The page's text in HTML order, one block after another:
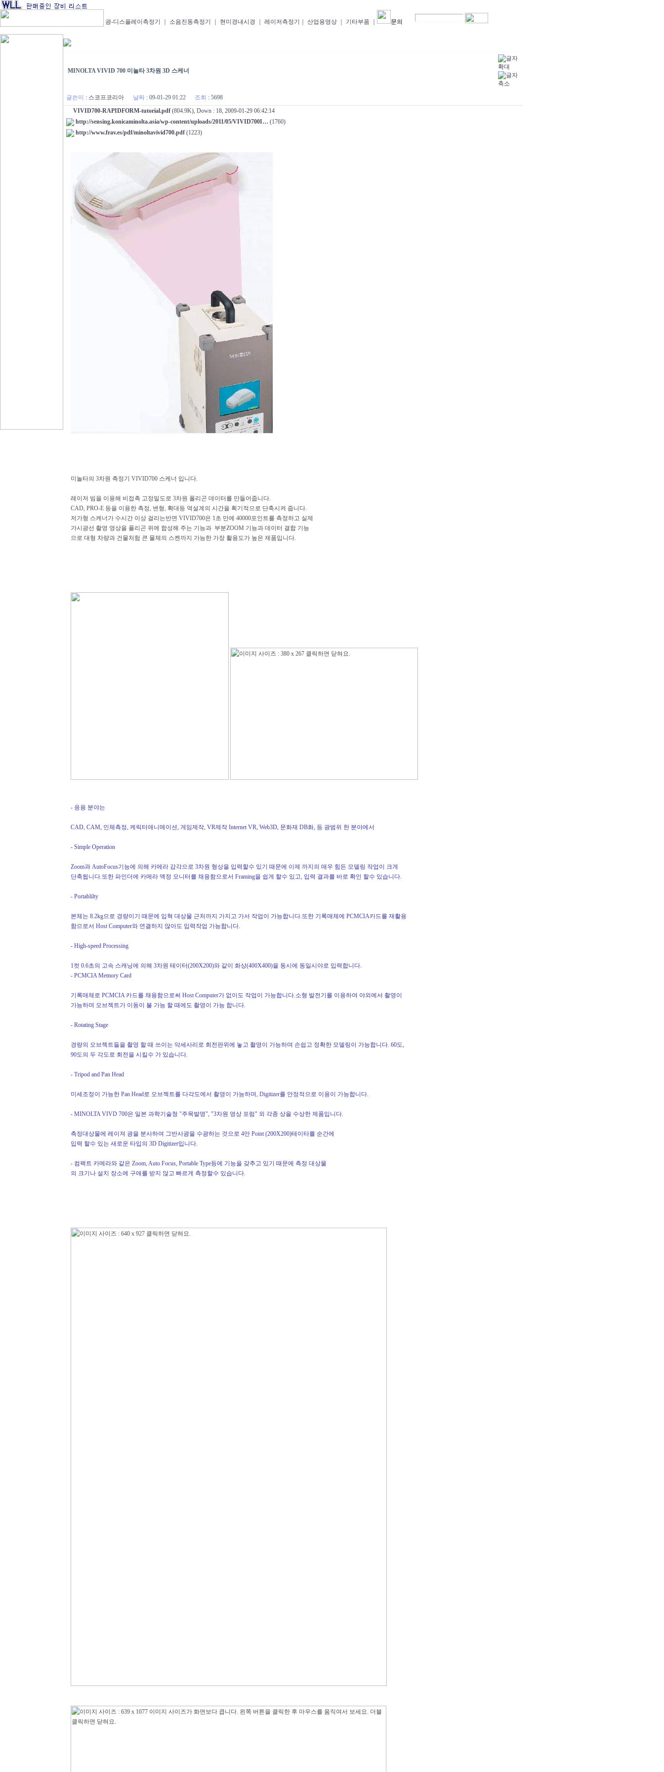
광-디스플레이측정기 소음진동측정기 현미경내시경 레이저측정기 산업용영상 기타부품 문의
MINOLTA VIVID 700 미놀타 3차원 3D 스케너
글쓴이 : 스코프코리아 날짜 : 09-01-29 01:22 조회 : 5698
VIVID700-RAPIDFORM-tutorial.pdf (804.9K), Down : 18, 2009-01-29 06:42:14
http://sensing.konicaminolta.asia/wp-content/uploads/2011/05/VIVID700I… (1760)
http://www.frav.es/pdf/minoltavivid700.pdf (1223)
미놀타의 3차원 측정기 VIVID700 스케너 입니다.
레이저 빔을 이용해 비접촉 고정밀도로 3차원 폴리곤 데이터를 만들어줍니다.
CAD, PRO-E 등을 이용한 측정, 변형, 확대등 역설계의 시간을 획기적으로 단축시켜 줍니다.
저가형 스케너가 수시간 이상 걸리는반면 VIVID700은 1초 만에 40000포인트를 측정하고 실제
가시광선 촬영 영상을 폴리곤 위에 합성해 주는 기능과 부분ZOOM 기능과 데이터 결합 기능
으로 대형 차량과 건물처험 큰 물체의 스켄까지 가능한 가장 활용도가 높은 제품입니다.
- 응용 분야는
CAD, CAM, 인체측정, 케릭터애니메이션, 게임제작, VR제작 Internet VR, Web3D, 문화재 DB화, 등 광범위 한 분야에서
- Simple Operation
Zoom과 AutoFocus기능에 의해 카메라 감각으로 3차원 형상을 입력할수 있기 때문에 이제 까지의 매우 힘든 모델링 작업이 크게
단축됩니다.또한 파인더에 카메라 액정 모니터를 채용함으로서 Framing을 쉽게 할수 있고, 입력 결과를 바로 확인 할수 있습니다.
- Portablilty
본체는 8.2kg으로 경량이기 때문에 입혁 대상물 근처까지 가지고 가서 작업이 가능합니다.또한 기록매체에 PCMCIA카드를 재활용
함으로서 Host Computer와 연결하지 않아도 입력작업 가능합니다.
- High-speed Processing
1컷 0.6초의 고속 스캐닝에 의해 3차원 테이터(200X200)와 같이 화상(400X400)을 동시에 동일시야로 입력합니다.
- PCMCIA Memory Card
기록매체로 PCMCIA 카드를 채용함으로써 Host Computer가 없이도 작업이 가능합니다.소형 발전기를 이용하여 야외에서 촬영이
가능하며 오브젝트가 이동이 불 가능 할 때에도 촬영이 가능 합니다.
- Rotating Stage
경량의 오브젝트들을 촬영 할 때 쓰이는 악세사리로 회전판위에 놓고 촬영이 가능하며 손쉽고 정확한 모델링이 가능합니다. 60도,
90도의 두 각도로 회전을 시킬수 가 있습니다.
- Tripod and Pan Head
미세조정이 가능한 Pan Head로 오브젝트를 다각도에서 촬영이 가능하며, Digitizer를 안정적으로 이용이 가능합니다.
- MINOLTA VIVD 700은 일본 과학기술청 "주목발명", "3차원 영상 포럼" 외 각종 상을 수상한 제품입니다.
측정대상물에 레이져 광을 분사하여 그반사광을 수광하는 것으로 4만 Point (200X200)테이타를 순간에
입력 할수 있는 새로운 타입의 3D Digitizer입니다.
- 컴팩트 카메라와 같은 Zoom, Auto Focus, Portable Type등에 기능을 갖추고 있기 때문에 측정 대상물
의 크기나 설치 장소에 구애를 받지 않고 빠르게 측정할수 있습니다.